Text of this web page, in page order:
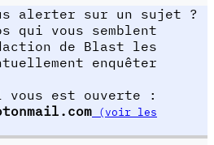
alerter sur un sujet ?
qui vous semblent
de Blast les
enquêter
vous est ouverte :
(voir les